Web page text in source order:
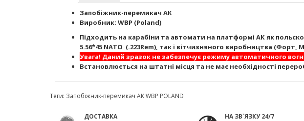
Запобіжник-перемикач АК
Виробник: WBP (Poland)
Підходить на карабіни та автомати на платформі АК як
5.56*45 NATO (.223Rem), так і вітчизняного виробництва
Увага! Даний зразок не забезпечує режиму автоматичного
Встановлюється на штатні місця та не має необхідності
Теги: Запобіжник-перемикач АК WBP POLAND
ДОСТАВКА
НА ЗВ`ЯЗКУ 24/7